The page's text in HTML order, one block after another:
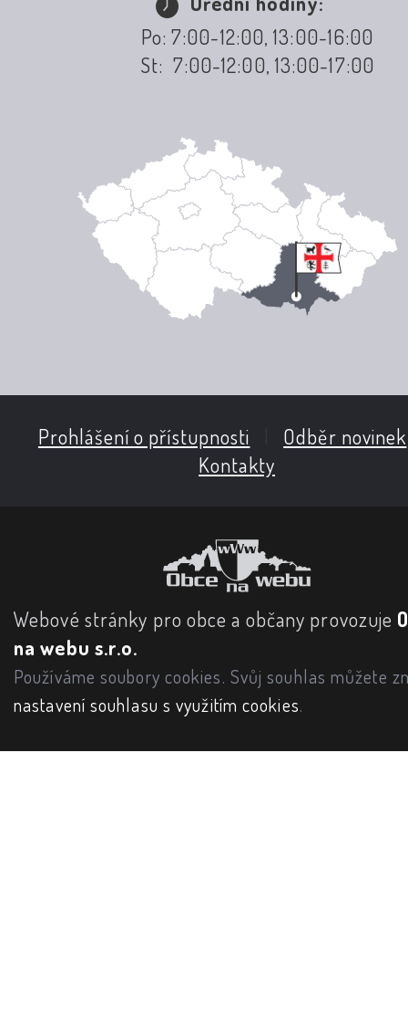
Po: 7:00-12:00, 13:00-16:00
St: 7:00-12:00, 13:00-17:00
Prohlášení o přístupnosti Odběr novinek
Kontakty
Webové stránky pro obce a občany provozuje
na webu s.r.o.
Používáme soubory cookies. Svůj souhlas můžete
nastavení souhlasu s využitím cookies.